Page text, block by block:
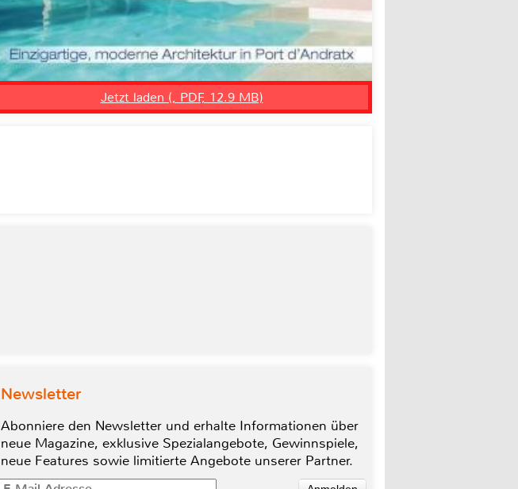
Jetzt laden (, PDF, 12.9 MB)
Newsletter
Abonniere den Newsletter und erhalte Informationen über
neue Magazine, exklusive Spezialangebote, Gewinnspiele,
neue Features sowie limitierte Angebote unserer Partner.